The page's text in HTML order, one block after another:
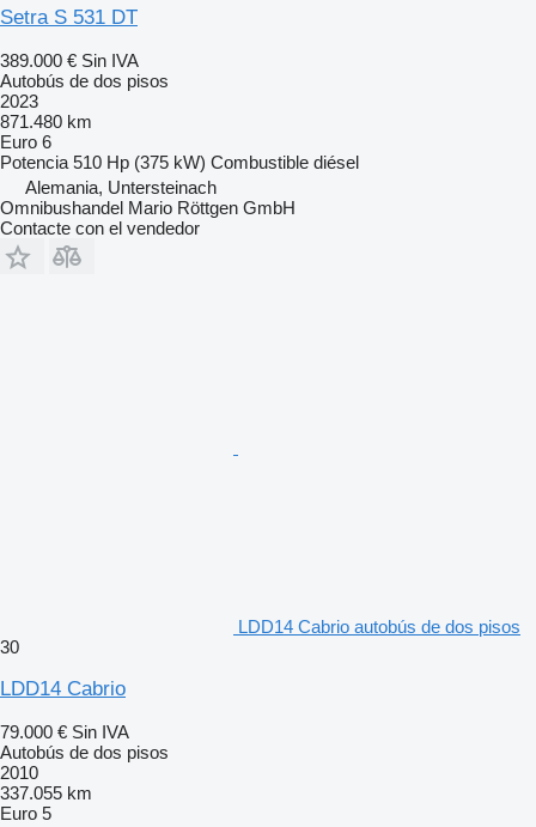
Setra S 531 DT
389.000 € Sin IVA
Autobús de dos pisos
2023
871.480 km
Euro 6
Potencia 510 Hp (375 kW) Combustible diésel
Alemania, Untersteinach
Omnibushandel Mario Röttgen GmbH
Contacte con el vendedor
LDD14 Cabrio autobús de dos pisos
30
LDD14 Cabrio
79.000 € Sin IVA
Autobús de dos pisos
2010
337.055 km
Euro 5